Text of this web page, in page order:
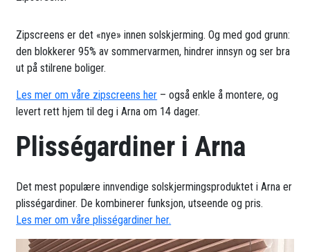
Zipscreens er det «nye» innen solskjerming. Og med god grunn:
den blokkerer 95% av sommervarmen, hindrer innsyn og ser bra
ut på stilrene boliger.
Les mer om våre zipscreens her – også enkle å montere, og
levert rett hjem til deg i Arna om 14 dager.
Plisségardiner i Arna
Det mest populære innvendige solskjermingsproduktet i Arna er
plisségardiner. De kombinerer funksjon, utseende og pris.
Les mer om våre plisségardiner her.